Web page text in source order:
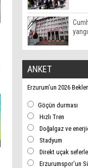
ANKET
Erzurum’un 2026
Göçün durması
Hızlı Tren
Doğalgaz ve
Stadyum
Direkt uçak
Erzurumspor’un